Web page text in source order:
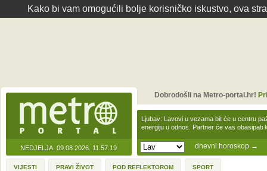
Kako bi vam omogućili bolje korisničko iskustvo, ova
NEDJELJA, 09.08.2026. 11:57:19 dnevni horoskop →
Ljubav: Lavovi u vezama bit će u centru
energiju u odnos. Partner će vas obasipati
Dobrodošli na Metro-portal.hr!
VIJESTI PRAVI ŽIVOT POD REFLEKTOROM SPORT